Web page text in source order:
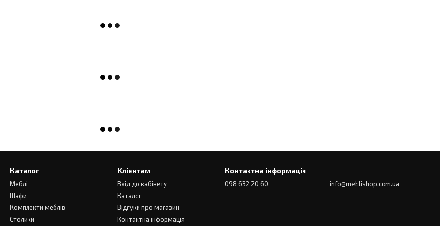
Каталог
Меблі
Шафи
Комплекти меблів
Столики
Клієнтам
Вхід до кабінету
Каталог
Відгуки про магазин
Контактна інформація
Контактна інформація
098 632 20 60 info@meblishop.com.ua